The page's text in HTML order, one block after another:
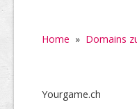
Home » Domains
Yourgame.ch